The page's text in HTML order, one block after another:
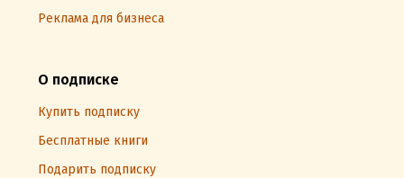
Реклама для бизнеса
О подписке
Купить подписку
Бесплатные книги
Подарить подписку